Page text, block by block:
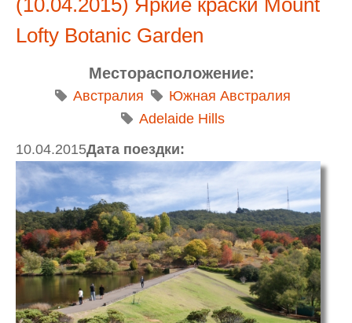
(10.04.2015) Яркие краски Mount
Lofty Botanic Garden
Месторасположение:
Австралия
Южная Австралия
Adelaide Hills
Дата поездки:
10.04.2015